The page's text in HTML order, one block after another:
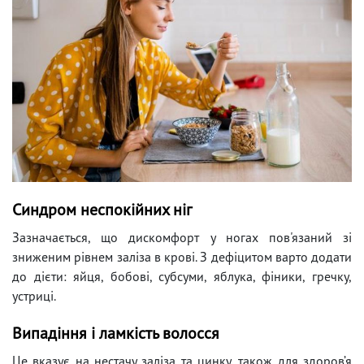
Синдром неспокійних ніг
Зазначається, що дискомфорт у ногах пов'язаний зі
зниженим рівнем заліза в крові. З дефіцитом варто додати
до дієти: яйця, бобові, субсуми, яблука, фіники, гречку,
устриці.
Випадіння і ламкість волосся